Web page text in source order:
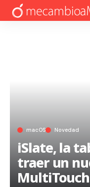
macOS Novedad
iSlate, la
traer un
MultiTouch